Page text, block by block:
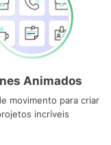
Animados
movimento para criar
incríveis